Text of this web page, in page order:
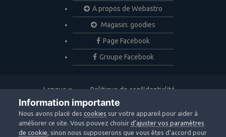
A propos de Webastro
Magasin: goodies
Page Facebook
Groupe Facebook
Langue
Politique de confidentialité
Nous contacter
Copyright © 2020 Webastro
Powered by Invision Community
Information importante
Nous avons placé descookies sur votre appareil pour aider à
améliorer ce site. Vous pouvez choisird’ajuster vos paramètres
de cookie, sinon nous supposerons que vous êtes d’accord pour